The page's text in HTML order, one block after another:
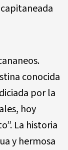
conocida
por la
hoy
La historia
y hermosa